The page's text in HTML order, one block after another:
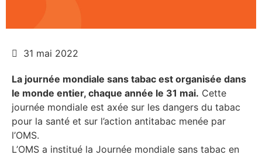
La journée mondiale sans tabac est organisée dans
le monde entier, chaque année le 31 mai. Cette
journée mondiale est axée sur les dangers du tabac
pour la santé et sur l’action antitabac menée par
l’OMS.
L’OMS a institué la Journée mondiale sans tabac en
31 mai 2022